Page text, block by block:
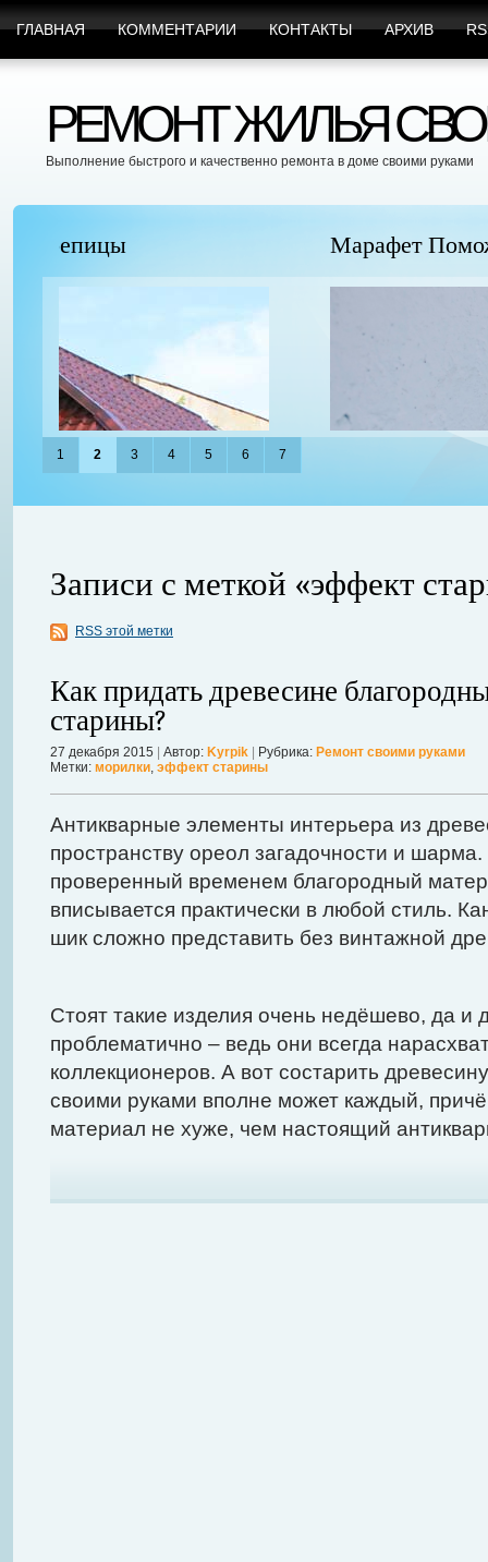
ГЛАВНАЯ КОММЕНТАРИИ КОНТАКТЫ АРХИВ
РЕМОНТ ЖИЛЬЯ
Выполнение быстрого и качественно ремонта в доме своими руками
Марафет Поможет с Любыми Видами
Когда в вашем доме появляются клопы, тараканы, грызуны или
настроение и вызывает волнение. Большинство из паразитов
течение пары недель их может стать уже вдвое, а то и втрое
в первые часы принять меры. А именно: обратиться в
Далее...
1 2 3 4 5 6 7
Записи с меткой «эффект
RSS этой метки
Как придать древесине
старины?
27 декабря 2015 Автор: Kyrpik Рубрика: Ремонт своими руками
Метки: морилки, эффект старины
Антикварные элементы интерьера из
пространству ореол загадочности и
проверенный временем благородный
вписывается практически в любой стиль.
шик сложно представить без винтажной
Стоят такие изделия очень недёшево, да и
проблематично – ведь они всегда
коллекционеров. А вот состарить
своими руками вполне может каждый,
материал не хуже, чем настоящий